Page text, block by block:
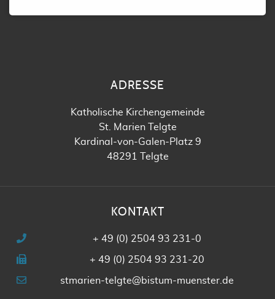
ADRESSE
Katholische Kirchengemeinde
St. Marien Telgte
Kardinal-von-Galen-Platz 9
48291 Telgte
KONTAKT
+ 49 (0) 2504 93 231-0
+ 49 (0) 2504 93 231-20
stmarien-telgte@bistum-muenster.de